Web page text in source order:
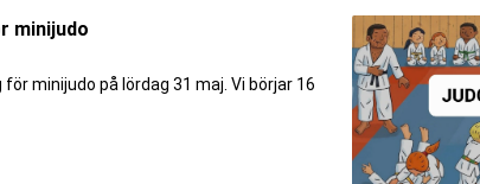
minijudo
minijudo på lördag 31 maj. Vi börjar 16